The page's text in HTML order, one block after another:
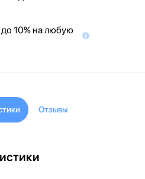
10% на любую
Отзывы